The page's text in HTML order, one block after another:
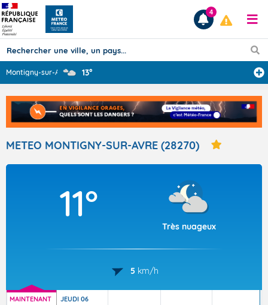
Prévisions
TOUS LES RÉSULTATS
Articles
4
Montigny-sur-Av... 13°
METEO MONTIGNY-SUR-AVRE (28270)
11°
Très nuageux
5 km/h
MAINTENANT JEUDI 06